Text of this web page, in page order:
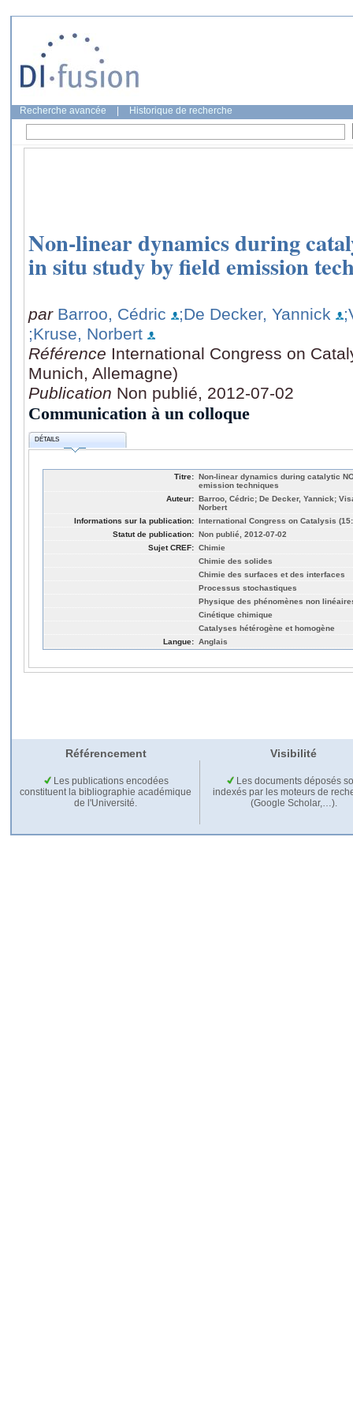
Recherche avancée Historique de recherche
Non-linear dynamics during
in situ study by field emission
par Barroo, Cédric ;De Decker, Yannick
;Kruse, Norbert
Référence International Congress on
Munich, Allemagne)
Publication Non publié, 2012-07-02
Communication à un colloque
DÉTAILS
Titre: Non-linear dynamics during catalytic
emission techniques
Auteur: Barroo, Cédric; De Decker, Yannick;
Norbert
Informations sur la publication: International Congress on Catalysis
Statut de publication: Non publié, 2012-07-02
Sujet CREF: Chimie
Chimie des solides
Chimie des surfaces et des interfaces
Processus stochastiques
Physique des phénomènes non
Cinétique chimique
Catalyses hétérogène et homogène
Langue: Anglais
Référencement Visibilité
Les publications encodées
constituent la bibliographie académique
de l'Université.
Les documents déposés
indexés par les moteurs de
(Google Scholar,…).